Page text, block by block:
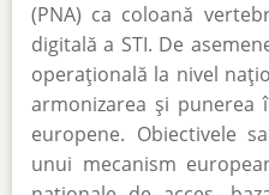
(PNA) ca coloană
digitală a STI. De
operațională la nivel
armonizarea și punerea
europene. Obiectivele
unui mecanism